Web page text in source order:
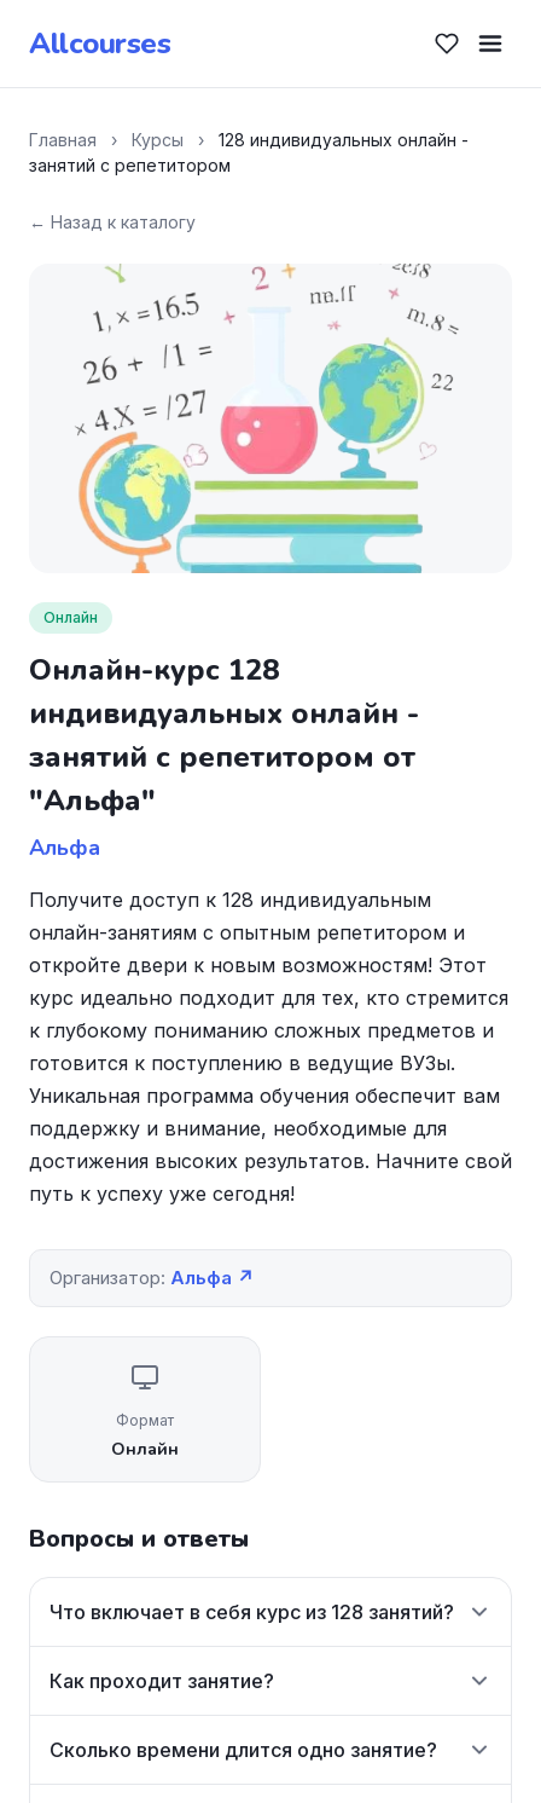
Allcourses
Главная › Курсы ›
128 индивидуальных онлайн -
занятий с репетитором
← Назад к каталогу
Онлайн
Онлайн-курс 128
индивидуальных онлайн -
занятий с репетитором от
"Альфа"
Альфа
Получите доступ к 128 индивидуальным
онлайн-занятиям с опытным репетитором и
откройте двери к новым возможностям! Этот
курс идеально подходит для тех, кто стремится
к глубокому пониманию сложных предметов и
готовится к поступлению в ведущие ВУЗы.
Уникальная программа обучения обеспечит вам
поддержку и внимание, необходимые для
достижения высоких результатов. Начните свой
путь к успеху уже сегодня!
Организатор: Альфа ↗
Формат
Онлайн
Вопросы и ответы
Что включает в себя курс из 128 занятий?
Как проходит занятие?
Сколько времени длится одно занятие?